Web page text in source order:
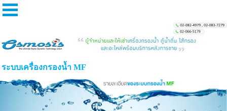
ระบบเครื่องกรองน้ำ MF